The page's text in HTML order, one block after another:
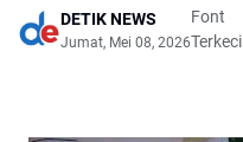
DETIK NEWS
Jumat, Mei 08, 2026
Font
Terkecil